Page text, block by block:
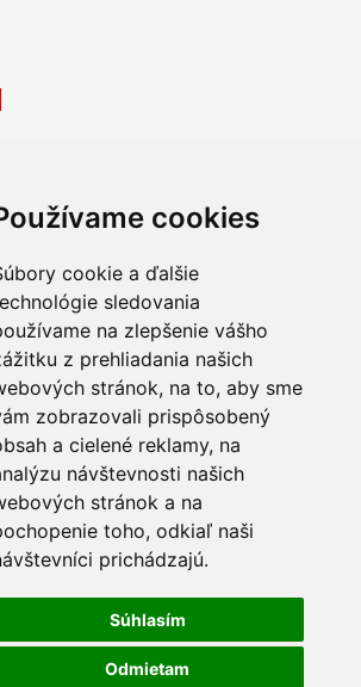
cookies
cookie a ďalšie
sledovania
na zlepšenie vášho
z prehliadania našich
stránok, na to, aby sme
zobrazovali prispôsobený
a cielené reklamy, na
návštevnosti našich
stránok a na
toho, odkiaľ naši
prichádzajú.
Súhlasím
Odmietam
na
2237 4175